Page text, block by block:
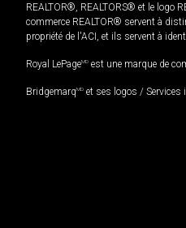
REALTOR®, REALTORS® et le logo
commerce REALTOR® servent à
propriété de l'ACI, et ils servent à
Royal LePageMD est une marque de
BridgemarqMD et ses logos /